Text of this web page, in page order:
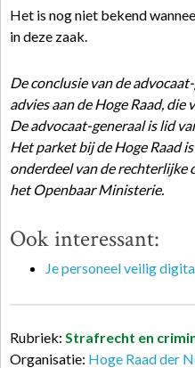
Het is nog niet bekend
in deze zaak.
De conclusie van de
advies aan de Hoge Raad,
De advocaat-generaal is lid
Het parket bij de Hoge Raad
onderdeel van de
het Openbaar Ministerie.
Ook interessant:
Je personeel veilig
Rubriek: Strafrecht en
Organisatie: Hoge Raad der